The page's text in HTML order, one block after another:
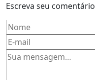
Escreva seu comentário
Nome
Mensagem